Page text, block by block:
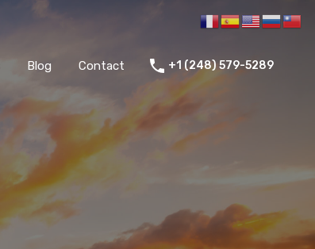
Blog Contact +1 (248) 579-5289